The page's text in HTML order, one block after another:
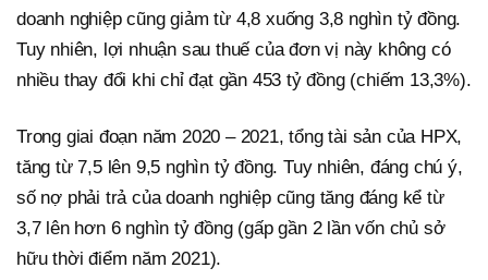
doanh nghiệp cũng giảm từ 4,8 xuống 3,8 nghìn tỷ đồng.
Tuy nhiên, lợi nhuận sau thuế của đơn vị này không có
nhiều thay đổi khi chỉ đạt gần 453 tỷ đồng (chiếm 13,3%).
Trong giai đoạn năm 2020 – 2021, tổng tài sản của HPX,
tăng từ 7,5 lên 9,5 nghìn tỷ đồng. Tuy nhiên, đáng chú ý,
số nợ phải trả của doanh nghiệp cũng tăng đáng kể từ
3,7 lên hơn 6 nghìn tỷ đồng (gấp gần 2 lần vốn chủ sở
hữu thời điểm năm 2021).